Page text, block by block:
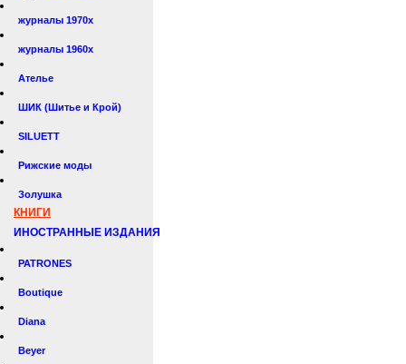
журналы 1970х
журналы 1960х
Ателье
ШИК (Шитье и Крой)
SILUETT
Рижские моды
Золушка
КНИГИ
ИНОСТРАННЫЕ ИЗДАНИЯ
PATRONES
Boutique
Diana
Beyer